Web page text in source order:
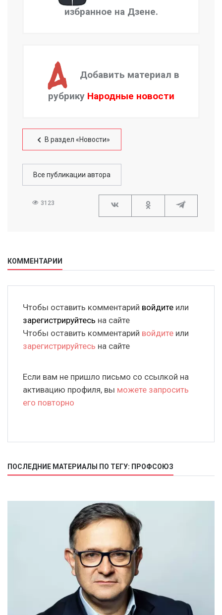
избранное на Дзене.
Добавить материал в
рубрику Народные новости
В раздел «Новости»
Все публикации автора
3123
КОММЕНТАРИИ
Чтобы оставить комментарий войдите или
зарегистрируйтесь на сайте
Чтобы оставить комментарий войдите или
зарегистрируйтесь на сайте
Если вам не пришло письмо со ссылкой на
активацию профиля, вы можете запросить
его повторно
ПОСЛЕДНИЕ МАТЕРИАЛЫ ПО ТЕГУ: ПРОФСОЮЗ